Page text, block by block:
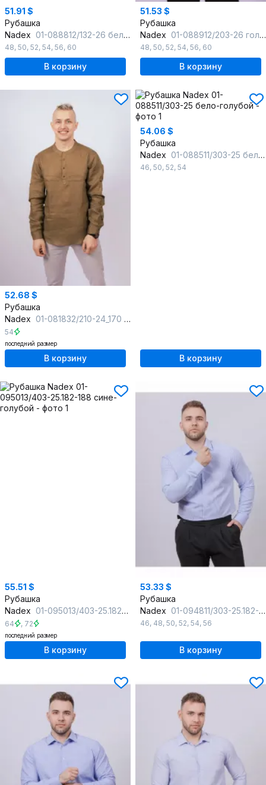
51.91 $
Рубашка
Nadex 01-088812/132-26 белый
48, 50, 52, 54, 56, 60
В корзину
51.53 $
Рубашка
Nadex 01-088912/203-26 голубой
48, 50, 52, 54, 56, 60
В корзину
52.68 $
Рубашка
Nadex 01-081832/210-24_170 темно-зеленый
54
последний размер
В корзину
54.06 $
Рубашка
Nadex 01-088511/303-25 бело-голубой
46, 50, 52, 54
В корзину
55.51 $
Рубашка
Nadex 01-095013/403-25.182-188 сине-голубой
64 , 72
последний размер
В корзину
53.33 $
Рубашка
Nadex 01-094811/303-25.182-188
46, 48, 50, 52, 54, 56
В корзину